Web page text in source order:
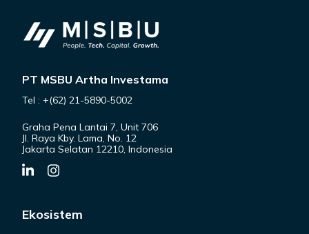
PT MSBU Artha Investama
Tel : +(62) 21-5890-5002
Graha Pena Lantai 7, Unit 706
Jl. Raya Kby. Lama, No. 12
Jakarta Selatan 12210, Indonesia
Ekosistem